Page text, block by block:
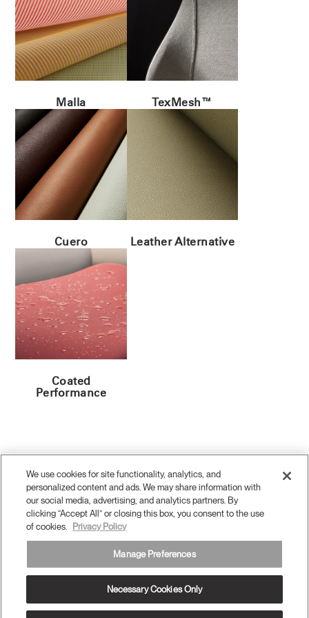
Malla TexMesh™
Cuero Leather Alternative
Coated
Performance
Facebook
(opens
window)
Twitter
(opens
new
window)
LinkedIn
(opens
new
window)
Instagram
(opens
new
window)
Humanscale
Blog
(opens
new
window)
Pinterst
(opens
new
window)
YouTube
window)
Regístrese para obtener promociones y noticias
ELECTRÓNICO
We use cookies for site functionality, analytics, and
personalized content and ads. We may share information with
our social media, advertising, and analytics partners. By
clicking “Accept All” or closing this box, you consent to the use
of cookies.
Privacy Policy
Manage Preferences
Necessary Cookies Only